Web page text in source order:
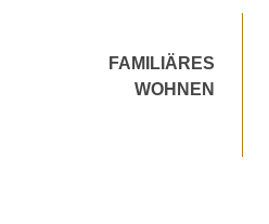
FAMILIÄRES
WOHNEN